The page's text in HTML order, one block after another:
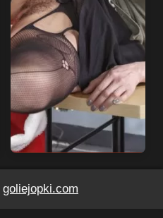
goliejopki.com